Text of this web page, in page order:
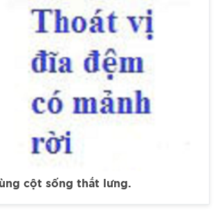
cột sống thắt lưng.